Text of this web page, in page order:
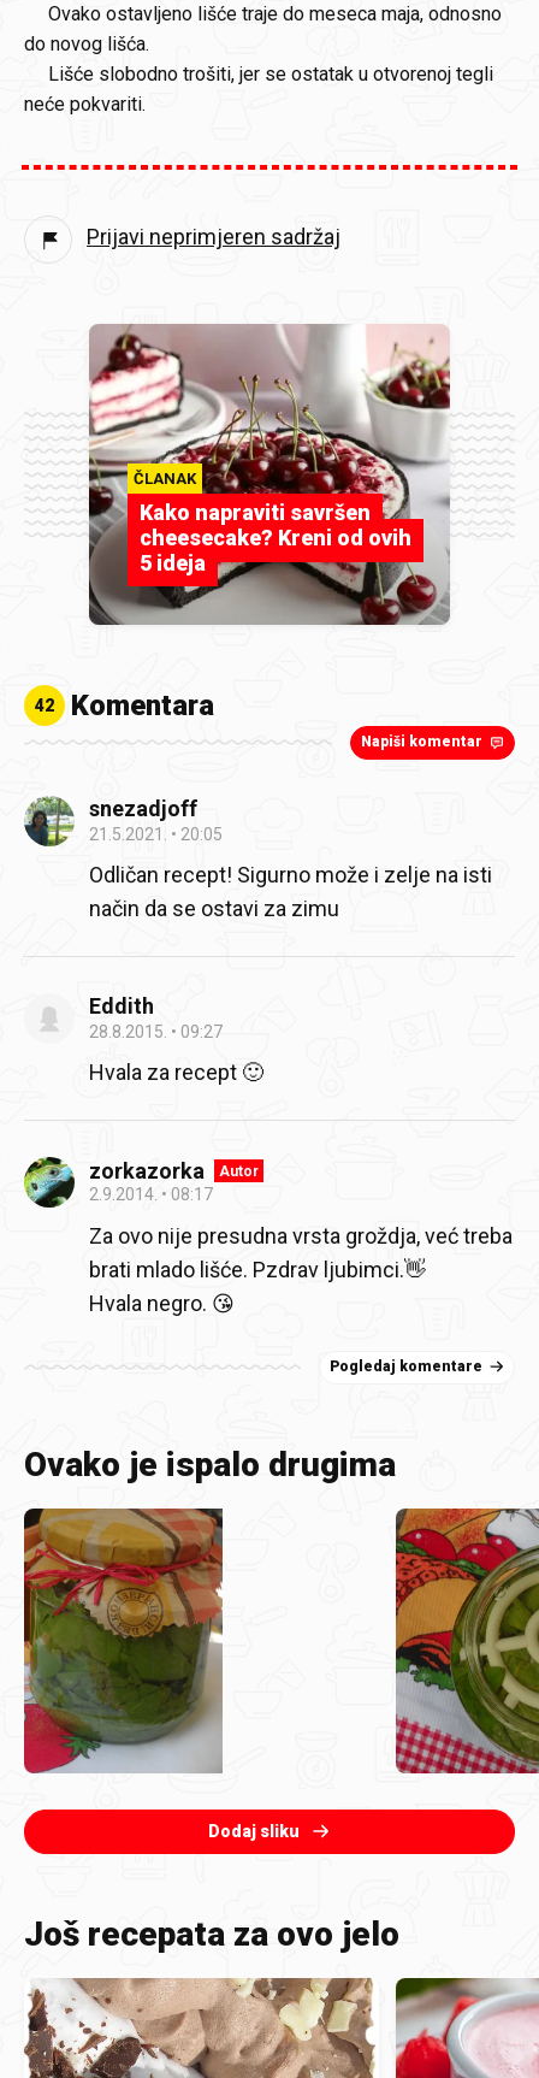
Ovako ostavljeno lišće traje do meseca maja, odnosno
do novog lišća.
Lišće slobodno trošiti, jer se ostatak u otvorenoj tegli
neće pokvariti.
Prijavi neprimjeren sadržaj
ČLANAK
Kako napraviti savršen
cheesecake? Kreni od ovih
5 ideja
42 Komentara
Napiši komentar
snezadjoff
21.5.2021. 20:05
Odličan recept! Sigurno može i zelje na isti
način da se ostavi za zimu
Eddith
28.8.2015. 09:27
Hvala za recept 🙂
zorkazorka Autor
2.9.2014. 08:17
Za ovo nije presudna vrsta groždja, već treba
brati mlado lišće. Pzdrav ljubimci.👋
Hvala negro. 😘
Pogledaj komentare
Ovako je ispalo drugima
Dodaj sliku
Još recepata za ovo jelo